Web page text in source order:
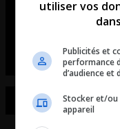
Entrevue avec
utiliser vos
Publicités et
performance
d’audience et
Stocker et/ou
appareil